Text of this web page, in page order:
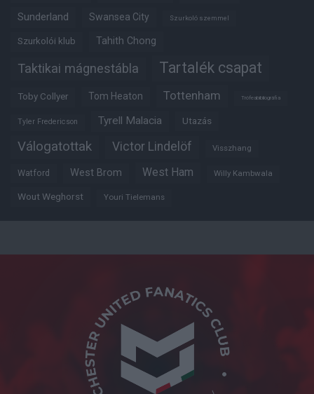
Sunderland Swansea City Szurkoló szemmel
Szurkolói klub Tahith Chong
Taktikai mágnestábla Tartalék csapat
Toby Collyer Tom Heaton Tottenham Trófeabibliográfia
Tyler Fredericson Tyrell Malacia Utazás
Válogatottak Victor Lindelöf Visszhang
Watford West Brom West Ham Willy Kambwala
Wout Weghorst Youri Tielemans